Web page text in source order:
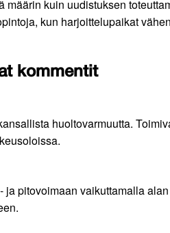
kuin uudistuksen
kun harjoittelupaikat
kommentit
huoltovarmuutta.
pitovoimaan vaikuttamalla